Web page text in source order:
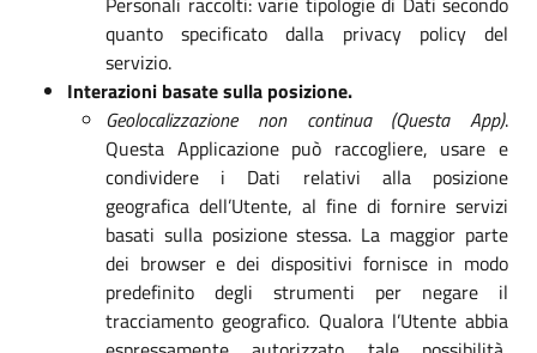
quanto specificato dalla privacy policy del
servizio.
Interazioni basate sulla posizione.
Geolocalizzazione non continua (Questa App).
Questa Applicazione può raccogliere, usare e
condividere i Dati relativi alla posizione
geografica dell’Utente, al fine di fornire servizi
basati sulla posizione stessa. La maggior parte
dei browser e dei dispositivi fornisce in modo
predefinito degli strumenti per negare il
tracciamento geografico. Qualora l’Utente abbia